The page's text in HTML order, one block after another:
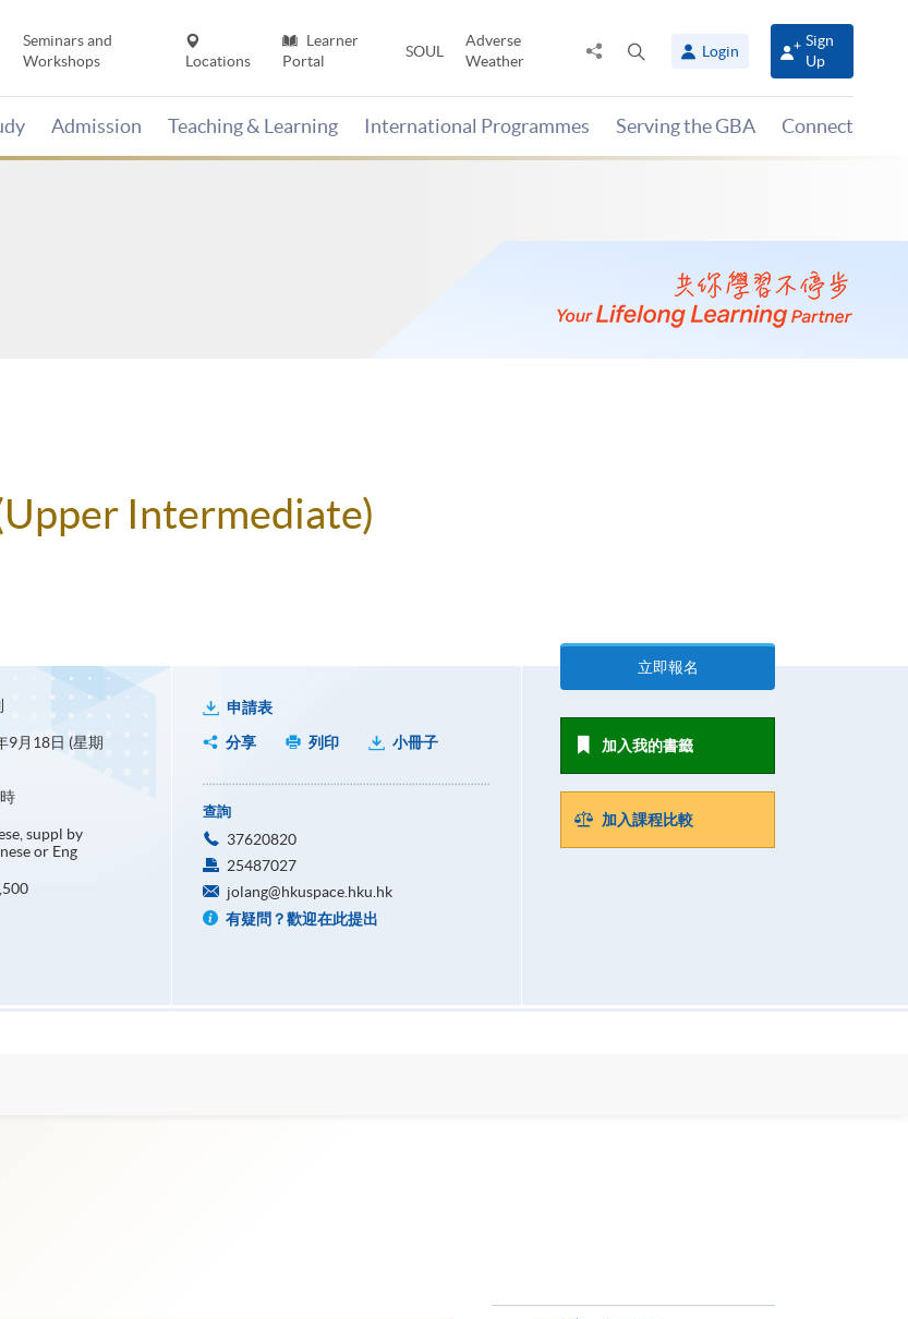
Seminars and
Workshops
Locations
Learner
Portal
SOUL
Adverse
Weather
Share
panel
Login
Sign
Up
Admission Teaching & Learning International Programmes Serving the GBA Connect
Intermediate)
9月18日 (星期
suppl by
or Eng
申請表
分享
列印 小冊子
查詢
37620820
25487027
jolang@hkuspace.hku.hk
有疑問？歡迎在此提出
立即報名
加入我的書籤
加入課程比較